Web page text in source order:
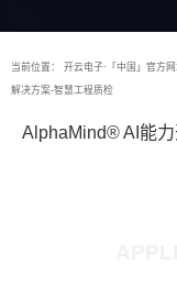
当前位置： 开云电子·「中国」官方
解决方案-智慧工程质检
AlphaMind® AI能